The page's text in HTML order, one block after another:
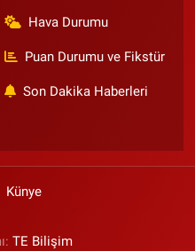
Hava Durumu
Puan Durumu ve Fikstür
Son Dakika Haberleri
Künye
TE Bilişim